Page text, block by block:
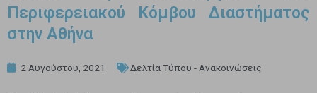
Περιφερειακού Κόμβου Διαστήματος
στην Αθήνα
2 Αυγούστου, 2021 Δελτία Τύπου - Ανακοινώσεις